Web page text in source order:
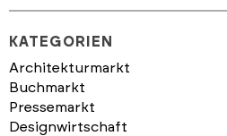
KATEGORIEN
Architekturmarkt
Buchmarkt
Pressemarkt
Designwirtschaft